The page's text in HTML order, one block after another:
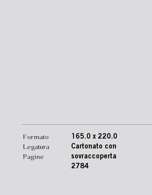
Formato
Legatura
Pagine
165.0 x 220.0
Cartonato con
sovraccoperta
2784